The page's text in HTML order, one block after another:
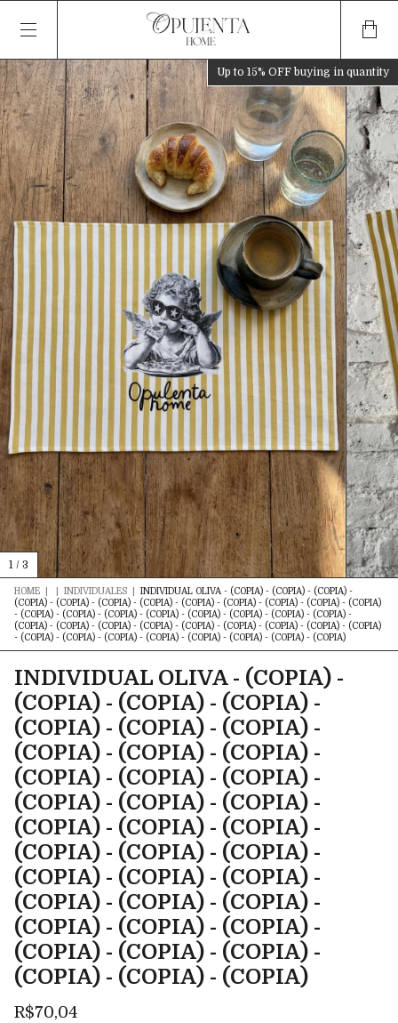
Up to 15% OFF buying in quantity
1 / 3
HOME INDIVIDUALES
INDIVIDUAL OLIVA - (COPIA) - (COPIA) - (COPIA) -
(COPIA) - (COPIA) - (COPIA) - (COPIA) - (COPIA) - (COPIA) - (COPIA) - (COPIA) - (COPIA)
- (COPIA) - (COPIA) - (COPIA) - (COPIA) - (COPIA) - (COPIA) - (COPIA) - (COPIA) -
(COPIA) - (COPIA) - (COPIA) - (COPIA) - (COPIA) - (COPIA) - (COPIA) - (COPIA) - (COPIA)
- (COPIA) - (COPIA) - (COPIA) - (COPIA) - (COPIA) - (COPIA) - (COPIA) - (COPIA)
INDIVIDUAL OLIVA - (COPIA) -
(COPIA) - (COPIA) - (COPIA) -
(COPIA) - (COPIA) - (COPIA) -
(COPIA) - (COPIA) - (COPIA) -
(COPIA) - (COPIA) - (COPIA) -
(COPIA) - (COPIA) - (COPIA) -
(COPIA) - (COPIA) - (COPIA) -
(COPIA) - (COPIA) - (COPIA) -
(COPIA) - (COPIA) - (COPIA) -
(COPIA) - (COPIA) - (COPIA) -
(COPIA) - (COPIA) - (COPIA) -
(COPIA) - (COPIA) - (COPIA) -
(COPIA) - (COPIA) - (COPIA)
R$70,04